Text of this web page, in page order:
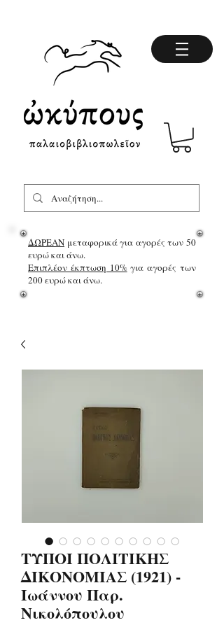
ΔΩΡΕΑΝ μεταφορικά για αγορές των 50
ευρώ και άνω.
Επιπλέον έκπτωση 10%για αγορές των
200 ευρώ και άνω.
ΤΥΠΟΙ ΠΟΛΙΤΙΚΗΣ
ΔΙΚΟΝΟΜΙΑΣ (1921) -
Ιωάννου Παρ.
Νικολόπουλου